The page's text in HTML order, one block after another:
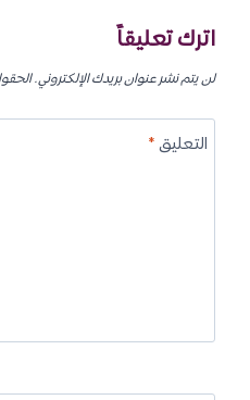
اترك تعليقاً
لن يتم نشر عنوان بريدك الإلكتروني.
التعليق*